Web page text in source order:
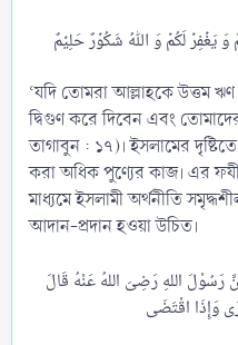
‘যদি তোমরা আল্লাহকে উত্তম
দ্বিগুণ করে দিবেন এবং
তাগাবুন : ১৭)। ইসলামের
করা অধিক পুণ্যের কাজ। এর
মাধ্যমে ইসলামী অর্থনীতি
আদান-প্রদান হওয়া উচিত।
رَسُوْلَ اللهِ رَضِىَ اللهُ عَنْهُ قَالَ